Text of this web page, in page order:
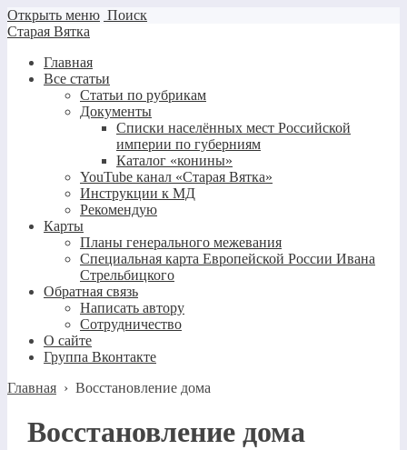
Открыть меню Поиск
Старая Вятка
Главная
Все статьи
Статьи по рубрикам
Документы
Списки населённых мест Российской
империи по губерниям
Каталог «конины»
YouTube канал «Старая Вятка»
Инструкции к МД
Рекомендую
Карты
Планы генерального межевания
Специальная карта Европейской России Ивана
Стрельбицкого
Обратная связь
Написать автору
Сотрудничество
О сайте
Группа Вконтакте
Главная › Восстановление дома
Восстановление дома